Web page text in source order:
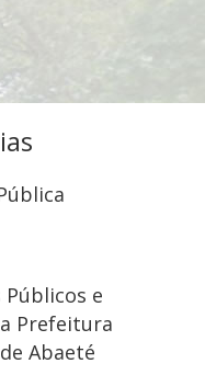
Públicos e
Prefeitura
Abaeté